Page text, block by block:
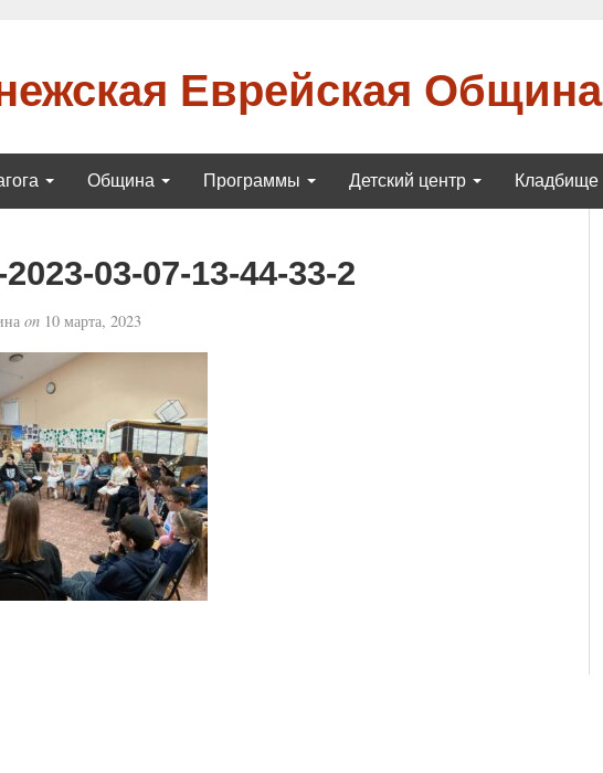
Еврейская Община
Община Программы Детский центр Кладбище
03-07-13-44-33-2
on10 марта, 2023